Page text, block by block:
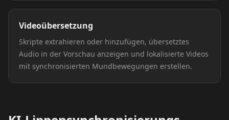
Videoübersetzung
Skripte extrahieren oder hinzufügen, übersetztes
Audio in der Vorschau anzeigen und lokalisierte Videos
mit synchronisierten Mundbewegungen erstellen.